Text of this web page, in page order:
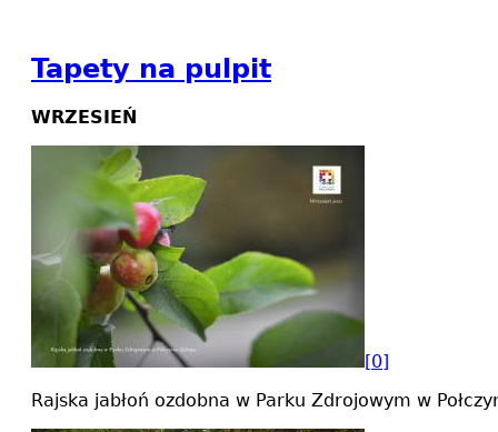
Tapety na pulpit
WRZESIEŃ
[0]
Rajska jabłoń ozdobna w Parku Zdrojowym w